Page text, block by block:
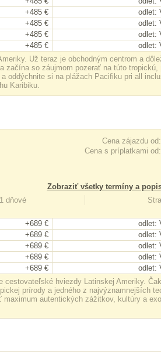
+485 €
odlet:
+485 €
odlet:
+485 €
odlet:
+485 €
odlet:
Už teraz je obchodným centrom a
začína so záujmom pozerať na túto tropickú,
oddýchnite si na plážach Pacifiku pri all
Karibiku.
Cena zájazdu od:
Cena s príplatkami od:
Zobraziť všetky termíny a
dňové
+689 €
odlet:
+689 €
odlet:
+689 €
odlet:
+689 €
odlet:
+689 €
odlet:
cestovateľské hviezdy Latinskej Ameriky.
prírody a jedného z najvýznamnejších
autentických zážitkov, kultúry a